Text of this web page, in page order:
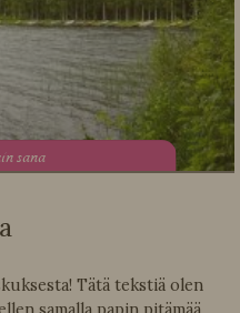
sana
Tätä tekstiä olen